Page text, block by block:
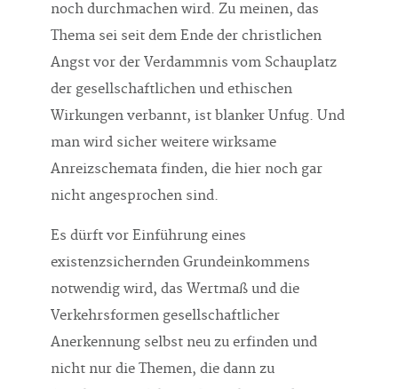
noch durchmachen wird. Zu meinen, das
Thema sei seit dem Ende der christlichen
Angst vor der Verdammnis vom Schauplatz
der gesellschaftlichen und ethischen
Wirkungen verbannt, ist blanker Unfug. Und
man wird sicher weitere wirksame
Anreizschemata finden, die hier noch gar
nicht angesprochen sind.
Es dürft vor Einführung eines
existenzsichernden Grundeinkommens
notwendig wird, das Wertmaß und die
Verkehrsformen gesellschaftlicher
Anerkennung selbst neu zu erfinden und
nicht nur die Themen, die dann zu